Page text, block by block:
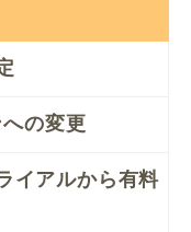
の変更
イアルから有料